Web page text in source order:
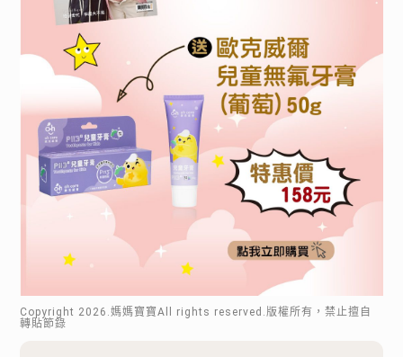
Copyright 2026 .媽媽寶寶All rights reserved.版權所有，禁止擅自
轉貼節錄